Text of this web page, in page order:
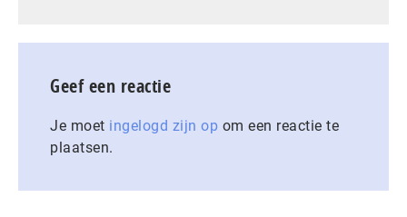
Geef een reactie
Je moet ingelogd zijn op om een reactie te
plaatsen.